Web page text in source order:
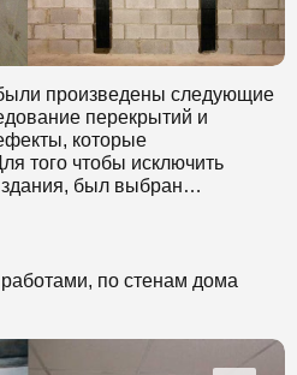
произведены следующие
перекрытий и
которые
того чтобы исключить
был выбран
по стенам дома